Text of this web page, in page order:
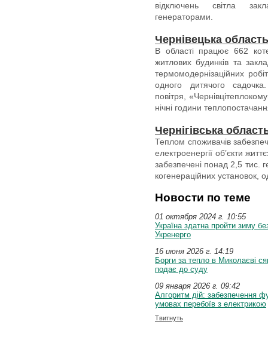
відключень світла
генераторами.
Чернівецька область
В області працює 662
житлових будинків та
термомодернізаційних
одного дитячого
повітря,
нічні години
Чернігівська
Теплом споживачів
електроенергії об’єкти
забезпечені понад 2,5 тис.
когенераційних установок,
Новости по теме
01 октября 2024 г. 10:55
Україна здатна пройти зиму
Укренерго
16 июня 2026 г. 14:19
Борги за тепло в Миколаєві
подає до суду
09 января 2026 г. 09:42
Алгоритм дій: забезпечення
умовах перебоїв з електрикою
Твитнуть